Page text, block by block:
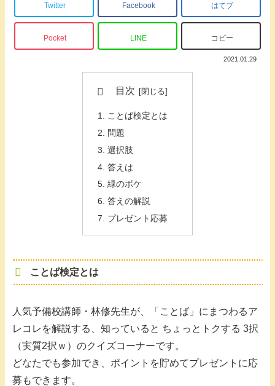
Twitter Facebook はてブ
Pocket LINE コピー
2021.01.29
目次
ことば検定とは
問題
選択肢
答えは
緑のボケ
答えの解説
プレゼント応募
ことば検定とは
人気予備校講師・林修先生が、「ことば」にまつわるア
レコレを解説する、知っていると ちょっとトクする 3択
（実質2択ｗ）のクイズコーナーです。
どなたでも参加でき、ポイントを貯めてプレゼントに応
募もできます。